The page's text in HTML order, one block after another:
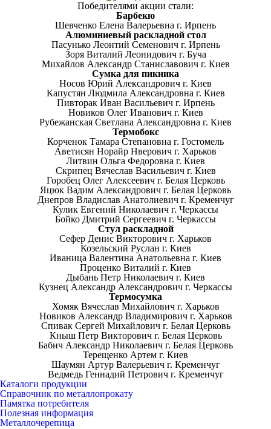
Победителями акции стали:
Барбекю
Шевченко Елена Валерьевна г. Ирпень
Алюминиевый раскладной стол
Пасунько Леонтий Семенович г. Ирпень
Зоря Виталий Леонидович г. Буча
Михайлов Александр Станиславович г. Киев
Cумка для пикника
Носов Юрий Александрович г. Киев
Капустян Людмила Александровна г. Киев
Пивторак Иван Васильевич г. Ирпень
Новиков Олег Иванович г. Киев
Рубежанская Светлана Александровна г. Киев
Термобокс
Корченок Тамара Степановна г. Гостомель
Аветисян Норайр Нверович г. Харьков
Литвин Ольга Федоровна г. Киев
Скрипец Вячеслав Васильевич г. Киев
Горобец Олег Алексеевич г. Белая Церковь
Яцюк Вадим Александрович г. Белая Церковь
Днепров Владислав Анатолиевич г. Кременчуг
Кулик Евгений Николаевич г. Черкассы
Бойко Дмитрий Сергеевич г. Черкассы
Cтул раскладной
Сефер Денис Викторович г. Харьков
Козельский Руслан г. Киев
Иваница Валентина Анатольевна г. Киев
Проценко Виталий г. Киев
Дыбань Петр Николаевич г. Киев
Кузнец Александр Александрович г. Черкассы
Термосумка
Хомяк Вячеслав Михайлович г. Харьков
Новиков Александр Владимирович г. Харьков
Спивак Сергей Михайлович г. Белая Церковь
Кныш Петр Викторович г. Белая Церковь
Бабич Александр Николаевич г. Белая Церковь
Терещенко Артем г. Киев
Шаумян Артур Валерьевич г. Кременчуг
Ведмедь Геннадий Петрович г. Кременчуг
Каталоги продукции
Справочник по металлопрокату
Памятка потребителя
Полезная информация
Металлочерепица